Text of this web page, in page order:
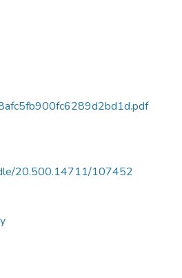
20.500.14711/107452